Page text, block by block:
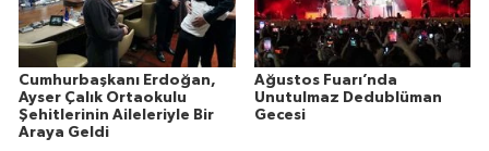
Cumhurbaşkanı Erdoğan,
Ayser Çalık Ortaokulu
Şehitlerinin Aileleriyle Bir
Araya Geldi
Ağustos Fuarı’nda
Unutulmaz Dedublüman
Gecesi